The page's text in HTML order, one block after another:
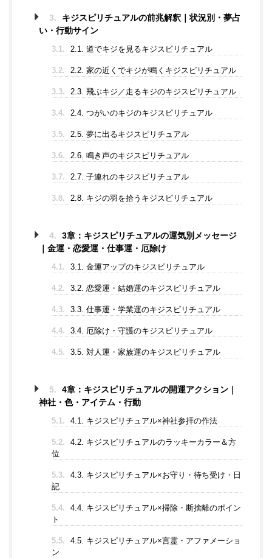
3.
キジスピリチュアルの前兆解釈｜状況別・夢占
い・行動サイン
3.1. 2.1. 道でキジを見るキジスピリチュアル
3.2. 2.2. 家の近くでキジが鳴くキジスピリチュアル
3.3. 2.3. 飛ぶキジ／走るキジのキジスピリチュアル
3.4. 2.4. つがいのキジのキジスピリチュアル
3.5. 2.5. 夢に出るキジスピリチュアル
3.6. 2.6. 鳴き声のキジスピリチュアル
3.7. 2.7. 子連れのキジスピリチュアル
3.8. 2.8. キジの羽を拾うキジスピリチュアル
4.
3章：キジスピリチュアルの運気別メッセージ
｜金運・恋愛運・仕事運・厄除け
4.1. 3.1. 金運アップのキジスピリチュアル
4.2. 3.2. 恋愛運・結婚運のキジスピリチュアル
4.3. 3.3. 仕事運・学業運のキジスピリチュアル
4.4. 3.4. 厄除け・守護のキジスピリチュアル
4.5. 3.5. 対人運・家族運のキジスピリチュアル
5.
4章：キジスピリチュアルの開運アクション｜
神社・色・アイテム・行動
5.1. 4.1. キジスピリチュアル×神社参拝の作法
5.2.
4.2. キジスピリチュアルのラッキーカラー＆方
位
5.3.
4.3. キジスピリチュアル×お守り・待ち受け・日
記
5.4.
4.4. キジスピリチュアル×掃除・断捨離のポイン
ト
5.5.
4.5. キジスピリチュアル×言霊・アファメーショ
ン